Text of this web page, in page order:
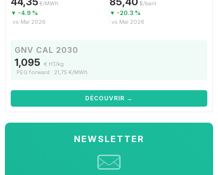
€/MWh
▼ -4.9 %
vs Mai 2026
$/baril
▼ -20.3 %
vs Mai 2026
GNV CAL 2030
1,095 € HT/kg
PEG forward : 21,75 €/MWh
DÉCOUVRIR →
NEWSLETTER